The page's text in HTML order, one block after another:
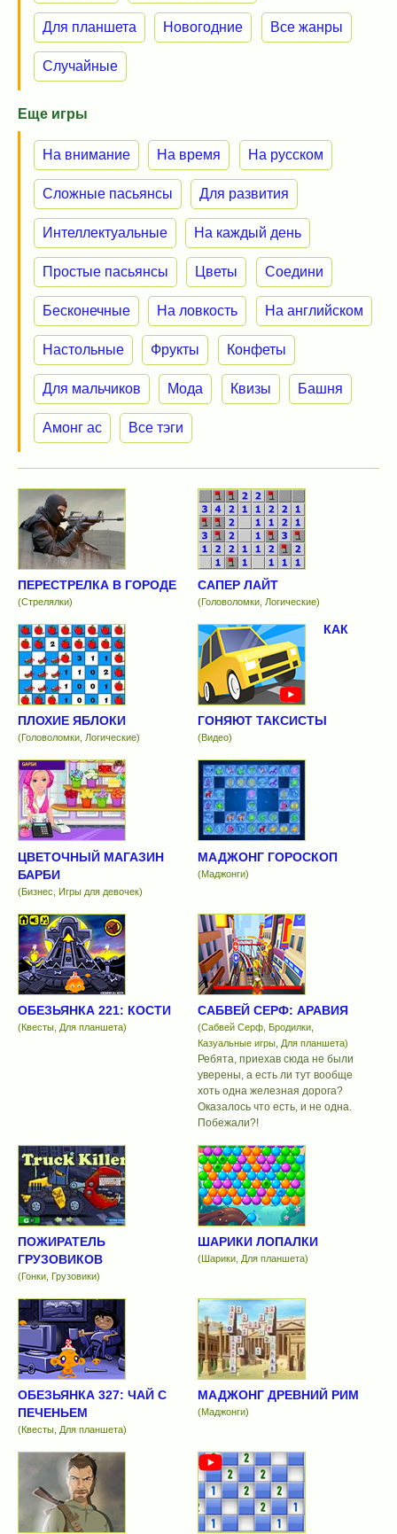
Для планшета Новогодние Все жанры
Случайные
Еще игры
На внимание На время На русском
Сложные пасьянсы Для развития
Интеллектуальные На каждый день
Простые пасьянсы Цветы Соедини
Бесконечные На ловкость На английском
Настольные Фрукты Конфеты
Для мальчиков Мода Квизы Башня
Амонг ас Все тэги
ПЕРЕСТРЕЛКА В ГОРОДЕ
(Стрелялки)
САПЕР ЛАЙТ
(Головоломки, Логические)
ПЛОХИЕ ЯБЛОКИ
(Головоломки, Логические)
КАК
ГОНЯЮТ ТАКСИСТЫ
(Видео)
ЦВЕТОЧНЫЙ МАГАЗИН
БАРБИ
(Бизнес, Игры для девочек)
МАДЖОНГ ГОРОСКОП
(Маджонги)
ОБЕЗЬЯНКА 221: КОСТИ
(Квесты, Для планшета)
САБВЕЙ СЕРФ: АРАВИЯ
(Сабвей Серф, Бродилки,
Казуальные игры, Для планшета)
Ребята, приехав сюда не были
уверены, а есть ли тут вообще
хоть одна железная дорога?
Оказалось что есть, и не одна.
Побежали?!
ПОЖИРАТЕЛЬ
ГРУЗОВИКОВ
(Гонки, Грузовики)
ШАРИКИ ЛОПАЛКИ
(Шарики, Для планшета)
ОБЕЗЬЯНКА 327: ЧАЙ С
ПЕЧЕНЬЕМ
(Квесты, Для планшета)
МАДЖОНГ ДРЕВНИЙ РИМ
(Маджонги)